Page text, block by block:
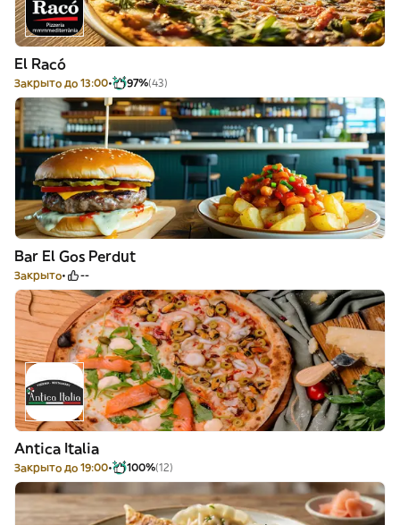
El Racó
Закрыто до 13:00 97%(43)
Bar El Gos Perdut
Закрыто --
Antica Italia
Закрыто до 19:00 100%(12)